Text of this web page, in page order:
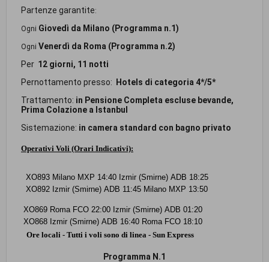
Partenze garantite:
Ogni Giovedì da Milano (Programma n.1)
Ogni Venerdì da Roma (Programma n.2)
Per 12 giorni, 11 notti
Pernottamento presso:
Hotels di categoria 4*/5*
Trattamento: in Pensione Completa escluse bevande,
Prima Colazione a Istanbul
Sistemazione: in camera standard con bagno privato
Operativi Voli (Orari Indicativi):
XO893 Milano MXP 14:40 Izmir (Smirne) ADB 18:25
XO892 Izmir (Smirne) ADB 11:45 Milano MXP 13:50
XO869 Roma FCO 22:00 Izmir (Smirne) ADB 01:20
XO868 Izmir (Smirne) ADB 16:40 Roma FCO 18:10
Ore locali - Tutti i voli sono di linea - Sun Express
Programma N.1